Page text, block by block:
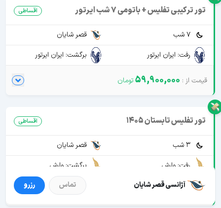
تور ترکیبی تفلیس + باتومی 7 شب ایرتور اقساطی
7 شب
قصر شایان
رفت: ایران ایرتور
برگشت: ایران ایرتور
59,900,000
تور تفلیس تابستان 1405 اقساطی
3 شب
قصر شایان
رفت: وارش
برگشت: وارش
37,090,000
آژانسی قصر شایان تماس رزرو